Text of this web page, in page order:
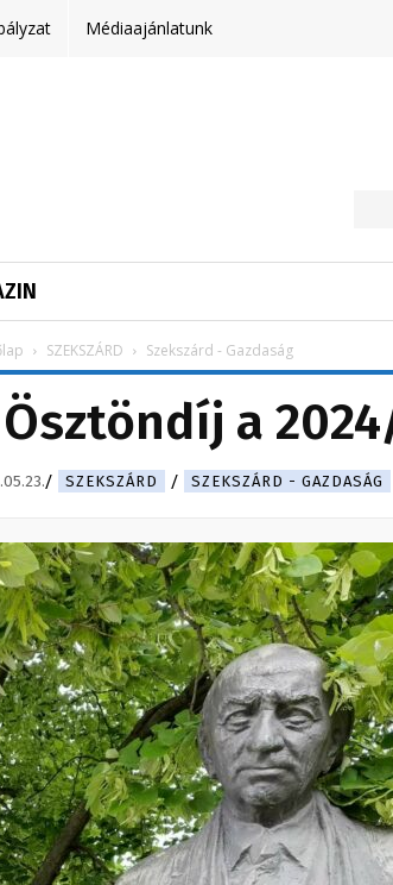
Médiaajánlatunk
SZEKSZÁRD Szekszárd - Gazdaság
a
SZEKSZÁRD SZEKSZÁRD - GAZDASÁG